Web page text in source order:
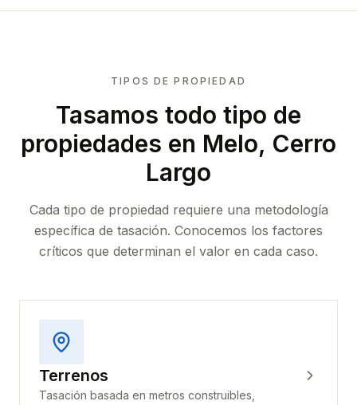
TIPOS DE PROPIEDAD
Tasamos todo tipo de
propiedades en Melo, Cerro
Largo
Cada tipo de propiedad requiere una metodología
específica de tasación. Conocemos los factores
críticos que determinan el valor en cada caso.
Terrenos
Tasación basada en metros construibles,